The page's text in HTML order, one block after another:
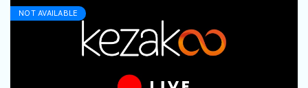
NOT AVAILABLE